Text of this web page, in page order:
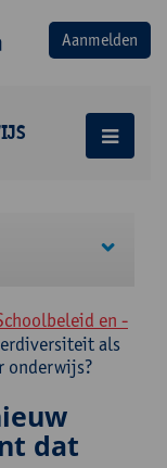
en -
als
onderwijs?
dat